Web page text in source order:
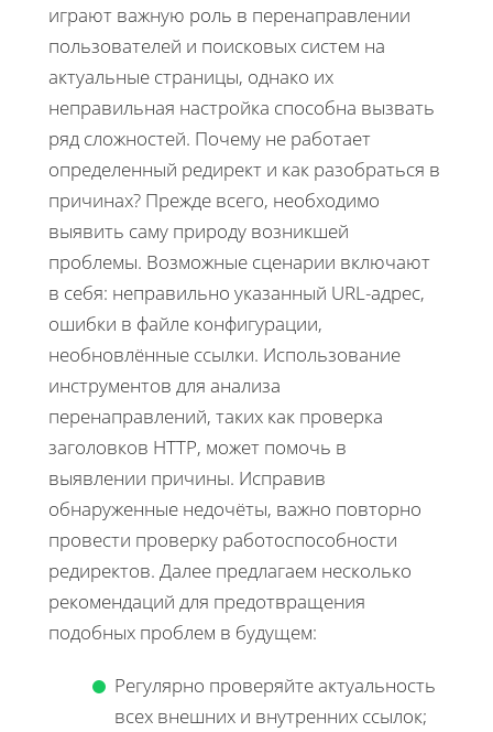
играют важную роль в перенаправлении
пользователей и поисковых систем на
актуальные страницы, однако их
неправильная настройка способна вызвать
ряд сложностей. Почему не работает
определенный редирект и как разобраться в
причинах? Прежде всего, необходимо
выявить саму природу возникшей
проблемы. Возможные сценарии включают
в себя: неправильно указанный URL-адрес,
ошибки в файле конфигурации,
необновлённые ссылки. Использование
инструментов для анализа
перенаправлений, таких как проверка
заголовков HTTP, может помочь в
выявлении причины. Исправив
обнаруженные недочёты, важно повторно
провести проверку работоспособности
редиректов. Далее предлагаем несколько
рекомендаций для предотвращения
подобных проблем в будущем:
Регулярно проверяйте актуальность
всех внешних и внутренних ссылок;